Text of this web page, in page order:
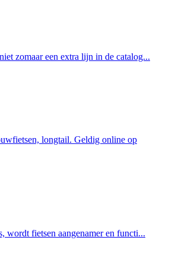
zomaar een extra lijn in de catalog...
longtail. Geldig online op
wordt fietsen aangenamer en functi...